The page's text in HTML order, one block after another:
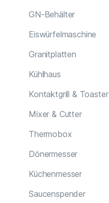
GN-Behälter
Eiswürfelmaschine
Granitplatten
Kühlhaus
Kontaktgrill & Toaster
Mixer & Cutter
Thermobox
Dönermesser
Küchenmesser
Saucenspender